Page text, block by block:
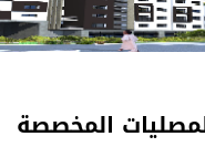
المخصصة